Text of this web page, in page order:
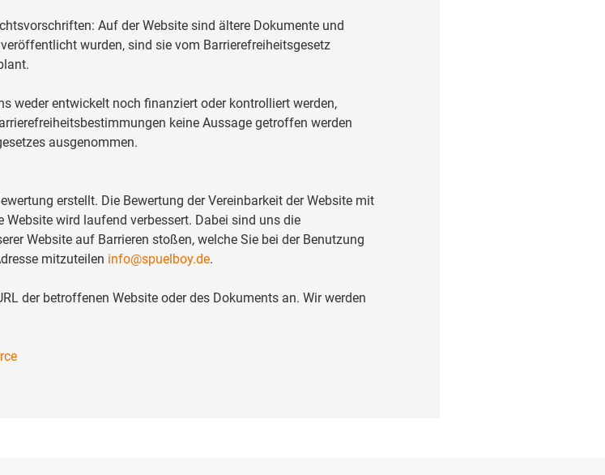
Auf der Website sind ältere Dokumente und
wurden, sind sie vom Barrierefreiheitsgesetz
weder entwickelt noch finanziert oder kontrolliert werden,
keine Aussage getroffen werden
ausgenommen.
erstellt. Die Bewertung der Vereinbarkeit der Website mit
Website wird laufend verbessert. Dabei sind uns die
Website auf Barrieren stoßen, welche Sie bei der Benutzung
mitzuteilen info@spuelboy.de.
der betroffenen Website oder des Dokuments an. Wir werden